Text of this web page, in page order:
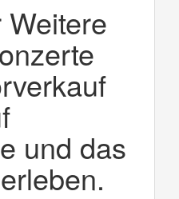
und das